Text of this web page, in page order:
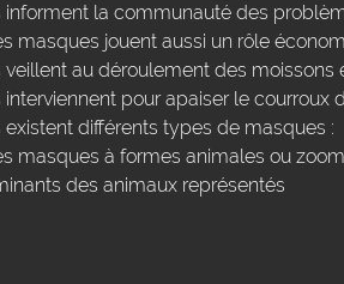
informent la communauté des
masques jouent aussi un rôle
veillent au déroulement des moissons
interviennent pour apaiser le courroux
existent différents types de masques :
masques à formes animales ou
des animaux représentés